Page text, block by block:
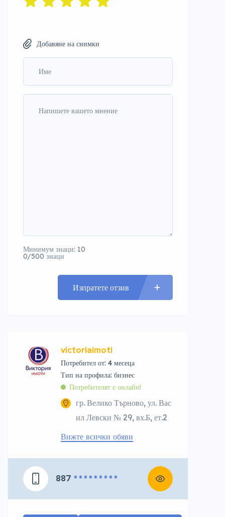
Добавяне на снимки
Минимум знаци: 10
0/500 знаци
Изпратете отзив
victoriaimoti
Потребител от: 4 месеца
тип на профила: бизнес
Потребителят е онлайн!
гр. Велико Търново, ул. Вас
ил Левски № 29, вх.Б, ет.2
Вижте всички обяви
887 * * * * * * * * *